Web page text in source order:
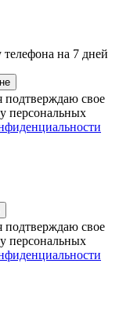
телефона на 7 дней
подтверждаю свое
персональных
подтверждаю свое
персональных